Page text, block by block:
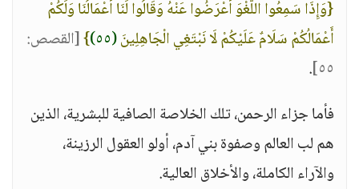
{وَإِذَا سَمِعُوا اللَّغْوَ أَعْرَضُوا عَنْهُ وَقَالُوا لَنَا أَعْمَالُنَا وَلَكُمْ
أَعْمَالُكُمْ سَلَامٌ عَلَيْكُمْ لَا نَبْتَغِي الْجَاهِلِينَ(٥٥) }[القصص:
٥٥] .
فأما جزاء الرحمن، تلك الخلاصة الصافية للبشرية، الذين
هم لب العالم وصفوة بني آدم، أولو العقول الرزينة،
والآراء الكاملة، والأخلاق العالية.